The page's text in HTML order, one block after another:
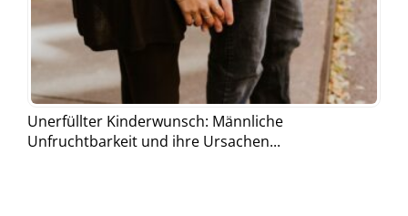
Unerfüllter Kinderwunsch: Männliche
Unfruchtbarkeit und ihre Ursachen...